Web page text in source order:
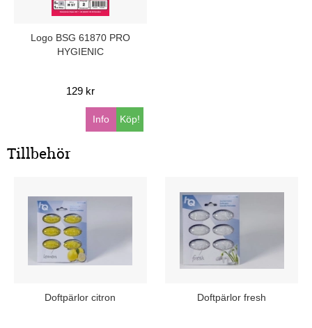
Logo BSG 61870 PRO
HYGIENIC
129 kr
Köp!
Info
Tillbehör
Doftpärlor citron Doftpärlor fresh